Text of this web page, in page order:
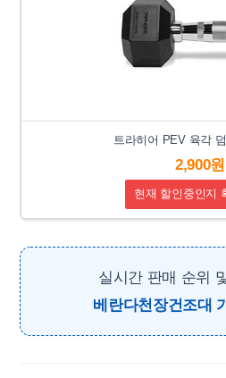
트라히어 PEV 육각
2,900원
현재 할인중인지
실시간 판매 순위
베란다천장건조대